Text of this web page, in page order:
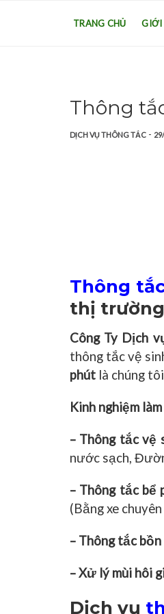
TRANG CHỦ GIỚI
Thông
DỊCH VỤ THÔNG TẮC -
Thông
thị trường
Công Ty Dịch
thông tắc vệ
phút là chúng
Kinh nghiệm
– Thông tắc vệ
nước sạch,
– Thông tắc bể
(Bằng xe chuyên
– Thông tắc
– Xử lý mùi hôi
Dịch vụ